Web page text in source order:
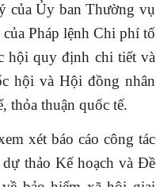
của Ủy ban Thường vụ
Pháp lệnh Chi phí tố
hội quy định chi tiết và
hội và Hội đồng nhân
thỏa thuận quốc tế.
xét báo cáo công tác
thảo Kế hoạch và Đề